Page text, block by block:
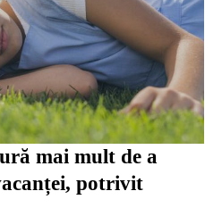
mai mult de a
potrivit